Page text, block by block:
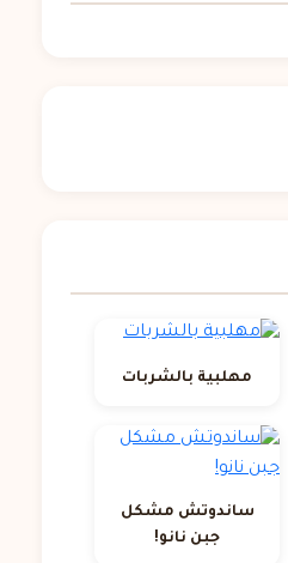
مهلبية بالشربات
ساندوتش مشكل
جبن نانو!